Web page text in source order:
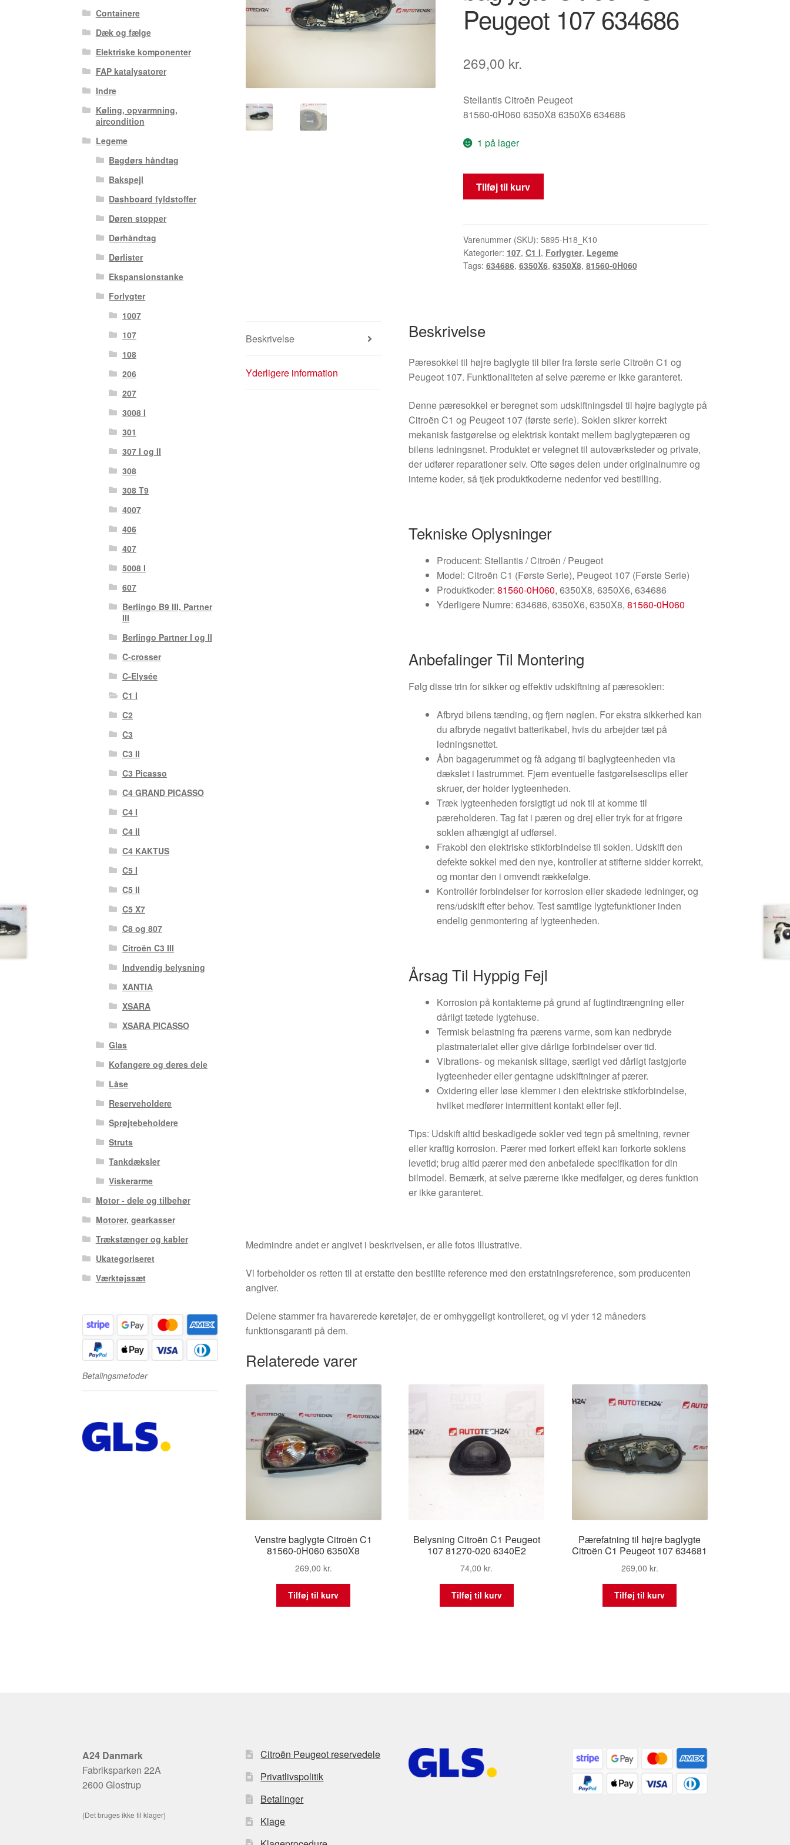
Peugeot 107 634686
269,00 kr.
Stellantis Citroën Peugeot
81560-0H060 6350X8 6350X6 634686
1 på lager
Pærefatning
Citroën
C1
Peugeot
Tilføj til kurv
Varenummer (SKU): 5895-H18_K10
Kategorier: 107, C1 I, Forlygter, Legeme
Tags: 634686, 6350X6, 6350X8, 81560-0H060
Beskrivelse
Yderligere information
Beskrivelse
Pæresokkel til højre baglygte til biler fra første serie Citroën C1 og
Peugeot 107. Funktionaliteten af selve pærerne er ikke garanteret.
Denne pæresokkel er beregnet som udskiftningsdel til højre baglygte på
Citroën C1 og Peugeot 107 (første serie). Soklen sikrer korrekt
mekanisk fastgørelse og elektrisk kontakt mellem baglygtepæren og
bilens ledningsnet. Produktet er velegnet til autoværksteder og private,
der udfører reparationer selv. Ofte søges delen under originalnumre og
interne koder, så tjek produktkoderne nedenfor ved bestilling.
Tekniske Oplysninger
Producent: Stellantis / Citroën / Peugeot
Model: Citroën C1 (Første Serie), Peugeot 107 (Første Serie)
Produktkoder:81560-0H060, 6350X8, 6350X6, 634686
Yderligere Numre: 634686, 6350X6, 6350X8,81560-0H060
Anbefalinger Til Montering
Følg disse trin for sikker og effektiv udskiftning af pæresoklen:
Afbryd bilens tænding, og fjern nøglen. For ekstra sikkerhed kan
du afbryde negativt batterikabel, hvis du arbejder tæt på
ledningsnettet.
Åbn bagagerummet og få adgang til baglygteenheden via
dækslet i lastrummet. Fjern eventuelle fastgørelsesclips eller
skruer, der holder lygteenheden.
Træk lygteenheden forsigtigt ud nok til at komme til
pæreholderen. Tag fat i pæren og drej eller tryk for at frigøre
soklen afhængigt af udførsel.
Frakobl den elektriske stikforbindelse til soklen. Udskift den
defekte sokkel med den nye, kontroller at stifterne sidder korrekt,
og montar den i omvendt rækkefølge.
Kontrollér forbindelser for korrosion eller skadede ledninger, og
rens/udskift efter behov. Test samtlige lygtefunktioner inden
endelig genmontering af lygteenheden.
Årsag Til Hyppig Fejl
Korrosion på kontakterne på grund af fugtindtrængning eller
dårligt tætede lygtehuse.
Termisk belastning fra pærens varme, som kan nedbryde
plastmaterialet eller give dårlige forbindelser over tid.
Vibrations- og mekanisk slitage, særligt ved dårligt fastgjorte
lygteenheder eller gentagne udskiftninger af pærer.
Oxidering eller løse klemmer i den elektriske stikforbindelse,
hvilket medfører intermittent kontakt eller fejl.
Tips: Udskift altid beskadigede sokler ved tegn på smeltning, revner
eller kraftig korrosion. Pærer med forkert effekt kan forkorte soklens
levetid; brug altid pærer med den anbefalede specifikation for din
bilmodel. Bemærk, at selve pærerne ikke medfølger, og deres funktion
er ikke garanteret.
Medmindre andet er angivet i beskrivelsen, er alle fotos illustrative.
Vi forbeholder os retten til at erstatte den bestilte reference med den erstatningsreference, som producenten
angiver.
Delene stammer fra havarerede køretøjer, de er omhyggeligt kontrolleret, og vi yder 12 måneders
funktionsgaranti på dem.
Relaterede varer
Venstre baglygte Citroën C1
81560-0H060 6350X8
269,00 kr.
Tilføj til kurv
Belysning Citroën C1 Peugeot
107 81270-020 6340E2
74,00kr.
Tilføj til kurv
Pærefatning til højre baglygte
Citroën C1 Peugeot 107 634681
269,00 kr.
Tilføj til kurv
Containere
Dæk og fælge
Elektriske komponenter
FAP katalysatorer
Indre
Køling, opvarmning,
aircondition
Legeme
Bagdørs håndtag
Bakspejl
Dashboard fyldstoffer
Døren stopper
Dørhåndtag
Dørlister
Ekspansionstanke
Forlygter
1007
107
108
206
207
3008 I
301
307 I og II
308
308 T9
4007
406
407
5008 I
607
Berlingo B9 III, Partner
III
Berlingo Partner I og II
C-crosser
C-Elysée
C1 I
C2
C3
C3 II
C3 Picasso
C4 GRAND PICASSO
C4 I
C4 II
C4 KAKTUS
C5 I
C5 II
C5 X7
C8 og 807
Citroën C3 III
Indvendig belysning
XANTIA
XSARA
XSARA PICASSO
Glas
Kofangere og deres dele
Låse
Reserveholdere
Sprøjtebeholdere
Struts
Tankdæksler
Viskerarme
Motor - dele og tilbehør
Motorer, gearkasser
Trækstænger og kabler
Ukategoriseret
Værktøjssæt
Betalingsmetoder
A24 Danmark
Fabriksparken 22A
2600 Glostrup
(Det bruges ikke til klager)
Citroën Peugeot reservedele
Privatlivspolitik
Betalinger
Klage